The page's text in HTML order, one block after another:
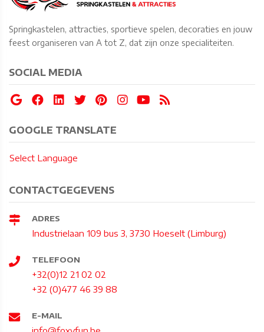
Springkastelen, attracties, sportieve spelen, decoraties en jouw
feest organiseren van A tot Z, dat zijn onze specialiteiten.
SOCIAL MEDIA
GOOGLE TRANSLATE
Select Language
CONTACTGEGEVENS
ADRES
Industrielaan 109 bus 3, 3730 Hoeselt (Limburg)
TELEFOON
+32(0)12 21 02 02
+32 (0)477 46 39 88
E-MAIL